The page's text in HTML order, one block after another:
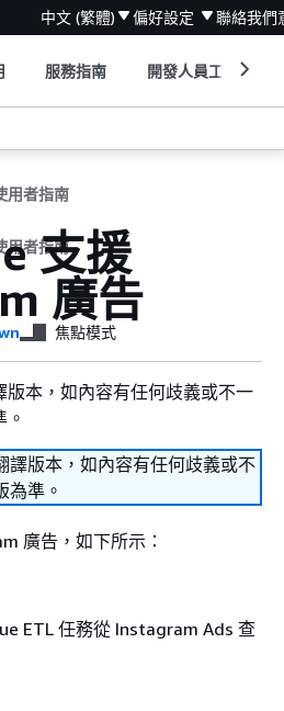
中文 (繁體) 偏好設定 聯絡我們
服務指南 開發人員工具
用者指南
用者指南支援
廣告
焦點模式
本，如內容有任何歧義或不一
譯版本，如內容有任何歧義或不
為準。
廣告，如下所示：
ETL 任務從 Instagram Ads 查